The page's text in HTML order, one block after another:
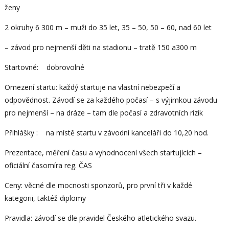
ženy
2 okruhy 6 300 m – muži do 35 let, 35 – 50, 50 – 60, nad 60 let
– závod pro nejmenší děti na stadionu – tratě 150 a300 m
Startovné: dobrovolné
Omezení startu: každý startuje na vlastní nebezpečí a
odpovědnost. Závodí se za každého počasí – s výjimkou závodu
pro nejmenší – na dráze – tam dle počasí a zdravotních rizik
Přihlášky : na místě startu v závodní kanceláři do 10,20 hod.
Prezentace, měření času a vyhodnocení všech startujících –
oficiální časomíra reg. ČAS
Ceny: věcné dle mocnosti sponzorů, pro první tři v každé
kategorii, taktéž diplomy
Pravidla: závodí se dle pravidel Českého atletického svazu.